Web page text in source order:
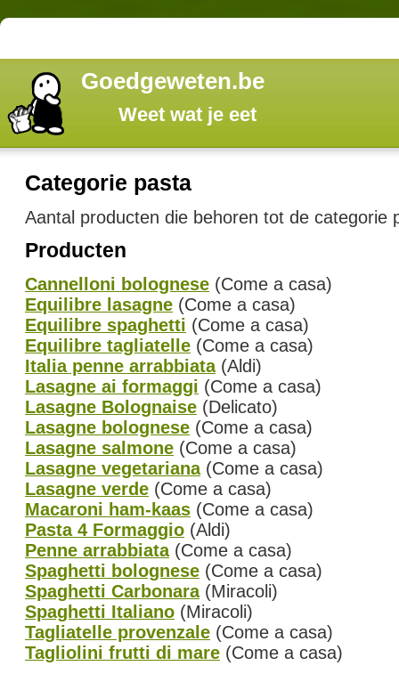
Goedgeweten.be
Weet wat je eet
Categorie pasta
Aantal producten die behoren tot de categorie
Producten
Cannelloni bolognese (Come a casa)
Equilibre lasagne (Come a casa)
Equilibre spaghetti (Come a casa)
Equilibre tagliatelle (Come a casa)
Italia penne arrabbiata(Aldi)
Lasagne ai formaggi (Come a casa)
Lasagne Bolognaise (Delicato)
Lasagne bolognese (Come a casa)
Lasagne salmone (Come a casa)
Lasagne vegetariana(Come a casa)
Lasagne verde (Come a casa)
Macaroni ham-kaas (Come a casa)
Pasta 4 Formaggio (Aldi)
Penne arrabbiata(Come a casa)
Spaghetti bolognese (Come a casa)
Spaghetti Carbonara(Miracoli)
Spaghetti Italiano (Miracoli)
Tagliatelle provenzale (Come a casa)
Tagliolini frutti di mare (Come a casa)